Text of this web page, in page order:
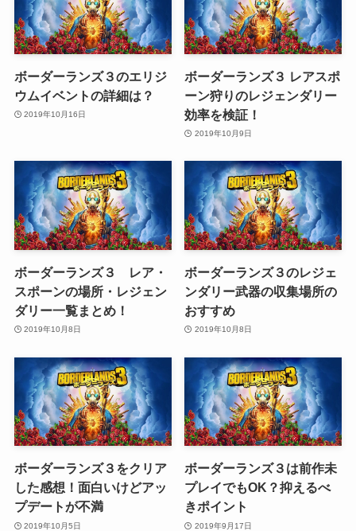
ボーダーランズ３のエリジ
ウムイベントの詳細は？
2019年10月16日
ボーダーランズ３ レアスポ
ーン狩りのレジェンダリー
効率を検証！
2019年10月9日
ボーダーランズ３ レア・
スポーンの場所・レジェン
ダリー一覧まとめ！
2019年10月8日
ボーダーランズ３のレジェ
ンダリー武器の収集場所の
おすすめ
2019年10月8日
ボーダーランズ３をクリア
した感想！面白いけどアッ
プデートが不満
2019年10月5日
ボーダーランズ３は前作未
プレイでもOK？抑えるべ
きポイント
2019年9月17日